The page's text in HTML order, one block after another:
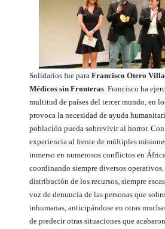
Solidarios fue para Francisco Otero
Médicos sin Fronteras. Francisco ha
multitud de países del tercer mundo, en
provoca la necesidad de ayuda
población pueda sobrevivir al horror. Con
experiencia al frente de múltiples
inmerso en numerosos conflictos en
coordinando siempre diversos
distribución de los recursos, siempre
voz de denuncia de las personas que
inhumanas, anticipándose en otras
de predecir otras situaciones que